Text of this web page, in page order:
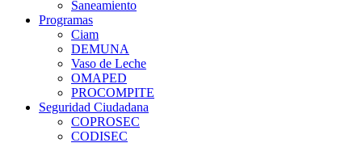
Saneamiento
Programas
Ciam
DEMUNA
Vaso de Leche
OMAPED
PROCOMPITE
Seguridad Ciudadana
COPROSEC
CODISEC